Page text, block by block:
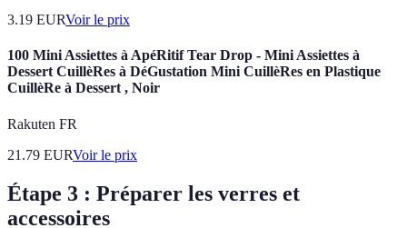
3.19 EURVoir le prix
100 Mini Assiettes à ApéRitif Tear Drop - Mini Assiettes à
Dessert CuillèRes à DéGustation Mini CuillèRes en Plastique
CuillèRe à Dessert , Noir
Rakuten FR
21.79 EURVoir le prix
Étape 3 : Préparer les verres et
accessoires